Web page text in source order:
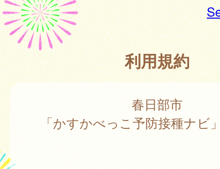
利用規約
春日部市
「かすかべっこ予防接種ナビ